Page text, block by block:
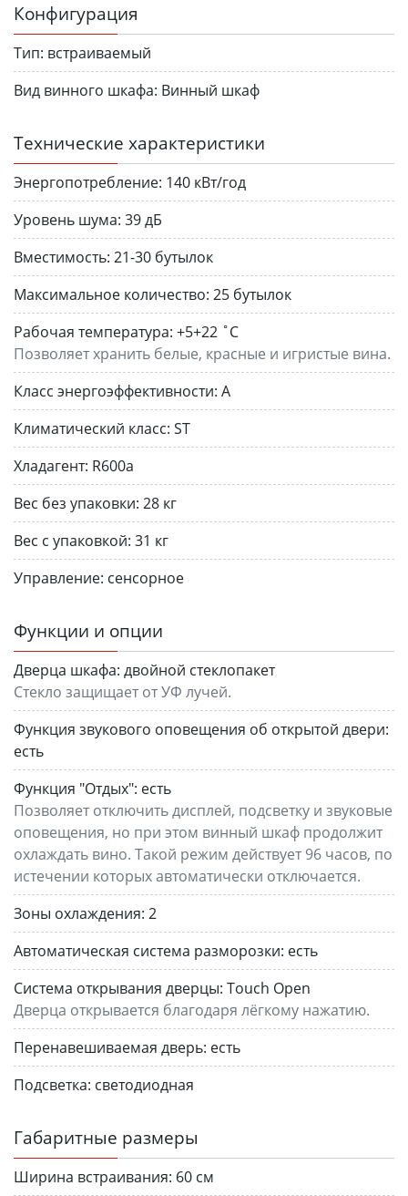
Конфигурация
Тип: встраиваемый
Вид винного шкафа: Винный шкаф
Технические характеристики
Энергопотребление: 140 кВт/год
Уровень шума: 39 дБ
Вместимость: 21-30 бутылок
Максимальное количество: 25 бутылок
Рабочая температура: +5+22 ˚С
Позволяет хранить белые, красные и игристые вина.
Класс энергоэффективности: A
Климатический класс: ST
Хладагент: R600a
Вес без упаковки: 28 кг
Вес с упаковкой: 31 кг
Управление: сенсорное
Функции и опции
Дверца шкафа: двойной стеклопакет
Стекло защищает от УФ лучей.
Функция звукового оповещения об открытой двери:
есть
Функция "Отдых": есть
Позволяет отключить дисплей, подсветку и звуковые
оповещения, но при этом винный шкаф продолжит
охлаждать вино. Такой режим действует 96 часов, по
истечении которых автоматически отключается.
Зоны охлаждения: 2
Автоматическая система разморозки: есть
Система открывания дверцы: Touch Open
Дверца открывается благодаря лёгкому нажатию.
Перенавешиваемая дверь: есть
Подсветка: светодиодная
Габаритные размеры
Ширина встраивания: 60 см